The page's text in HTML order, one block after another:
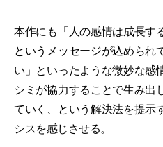
本作にも「人の感情は成長す
というメッセージが込められ
い」といったような微妙な感
シミが協力することで生み出
ていく、という解決法を提示
シスを感じさせる。